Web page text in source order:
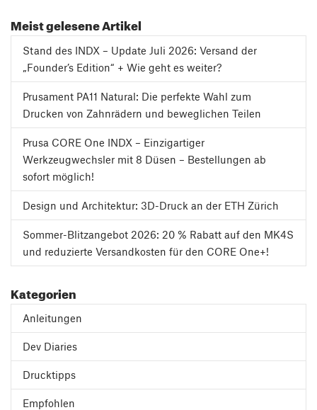
Meist gelesene Artikel
Stand des INDX – Update Juli 2026: Versand der
„Founder’s Edition“ + Wie geht es weiter?
Prusament PA11 Natural: Die perfekte Wahl zum
Drucken von Zahnrädern und beweglichen Teilen
Prusa CORE One INDX – Einzigartiger
Werkzeugwechsler mit 8 Düsen – Bestellungen ab
sofort möglich!
Design und Architektur: 3D-Druck an der ETH Zürich
Sommer-Blitzangebot 2026: 20 % Rabatt auf den MK4S
und reduzierte Versandkosten für den CORE One+!
Kategorien
Anleitungen
Dev Diaries
Drucktipps
Empfohlen